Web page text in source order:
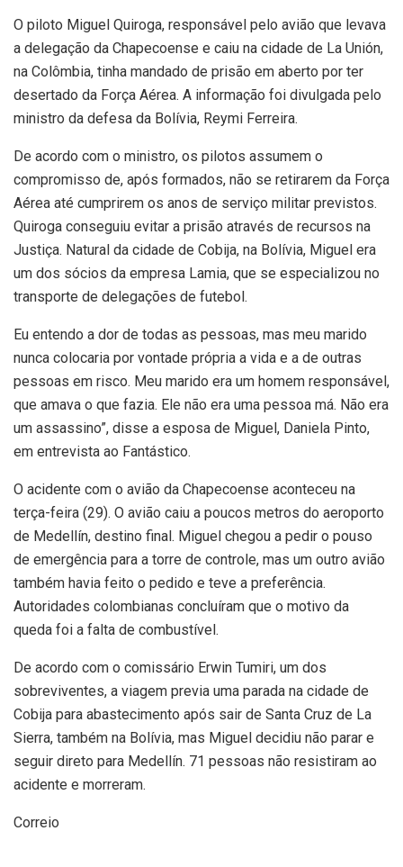
O piloto Miguel Quiroga, responsável pelo avião que levava
a delegação da Chapecoense e caiu na cidade de La Unión,
na Colômbia, tinha mandado de prisão em aberto por ter
desertado da Força Aérea. A informação foi divulgada pelo
ministro da defesa da Bolívia, Reymi Ferreira.
De acordo com o ministro, os pilotos assumem o
compromisso de, após formados, não se retirarem da Força
Aérea até cumprirem os anos de serviço militar previstos.
Quiroga conseguiu evitar a prisão através de recursos na
Justiça. Natural da cidade de Cobija, na Bolívia, Miguel era
um dos sócios da empresa Lamia, que se especializou no
transporte de delegações de futebol.
Eu entendo a dor de todas as pessoas, mas meu marido
nunca colocaria por vontade própria a vida e a de outras
pessoas em risco. Meu marido era um homem responsável,
que amava o que fazia. Ele não era uma pessoa má. Não era
um assassino”, disse a esposa de Miguel, Daniela Pinto,
em entrevista ao Fantástico.
O acidente com o avião da Chapecoense aconteceu na
terça-feira (29). O avião caiu a poucos metros do aeroporto
de Medellín, destino final. Miguel chegou a pedir o pouso
de emergência para a torre de controle, mas um outro avião
também havia feito o pedido e teve a preferência.
Autoridades colombianas concluíram que o motivo da
queda foi a falta de combustível.
De acordo com o comissário Erwin Tumiri, um dos
sobreviventes, a viagem previa uma parada na cidade de
Cobija para abastecimento após sair de Santa Cruz de La
Sierra, também na Bolívia, mas Miguel decidiu não parar e
seguir direto para Medellín. 71 pessoas não resistiram ao
acidente e morreram.
Correio